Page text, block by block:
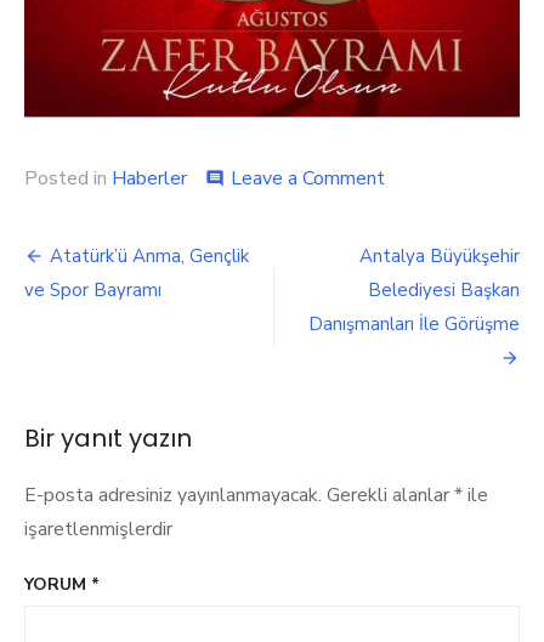
Posted in Haberler comment Leave a Commenton
Zafer
Bayramı
Kutlu
Olsun
Yazı
gezinmesi
Atatürk’ü Anma, Gençlik
ve Spor Bayramı
Antalya Büyükşehir
Belediyesi Başkan
Danışmanları İle Görüşme
Bir yanıt yazın
E-posta adresiniz yayınlanmayacak. Gerekli alanlar*ile
işaretlenmişlerdir
YORUM *